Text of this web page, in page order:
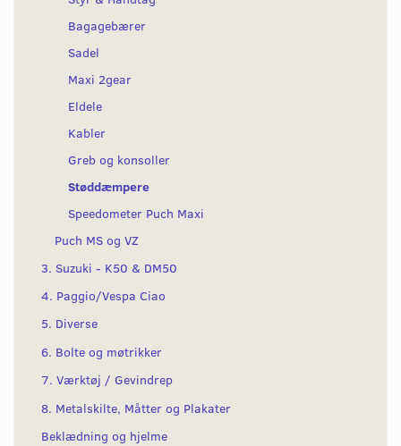
Bagagebærer
Sadel
Maxi 2gear
Eldele
Kabler
Greb og konsoller
Støddæmpere
Speedometer Puch Maxi
Puch MS og VZ
3. Suzuki - K50 & DM50
4. Paggio/Vespa Ciao
5. Diverse
6. Bolte og møtrikker
7. Værktøj / Gevindrep
8. Metalskilte, Måtter og Plakater
Beklædning og hjelme